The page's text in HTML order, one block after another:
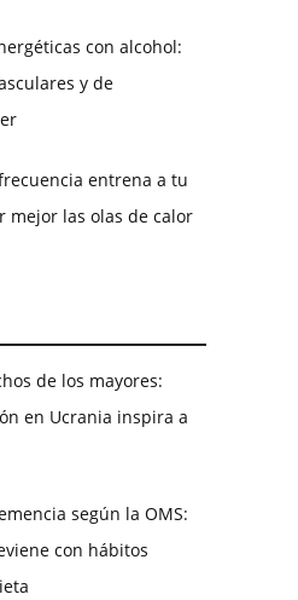
con alcohol:
y de
entrena a tu
mejor las olas de calor
de los mayores:
en Ucrania inspira a
según la OMS:
con hábitos